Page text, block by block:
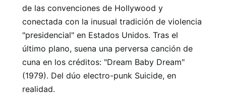
de las convenciones de Hollywood y
conectada con la inusual tradición de violencia
"presidencial" en Estados Unidos. Tras el
último plano, suena una perversa canción de
cuna en los créditos: "Dream Baby Dream"
(1979). Del dúo electro-punk Suicide, en
realidad.